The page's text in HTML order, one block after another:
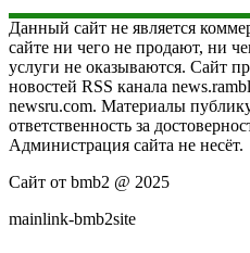
Данный сайт не является
сайте ни чего не продают, ни
услуги не оказываются. Сайт
новостей RSS канала
newsru.com. Материалы
ответственность за
Администрация сайта не несёт.
Сайт от bmb2 @ 2025
mainlink-bmb2site